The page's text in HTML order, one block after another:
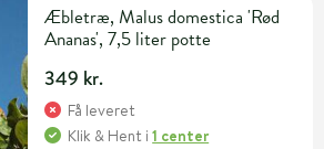
Æbletræ, Malus domestica 'Rød
Ananas', 7,5 liter potte
349 kr.
Få leveret
Klik & Hent i1 center